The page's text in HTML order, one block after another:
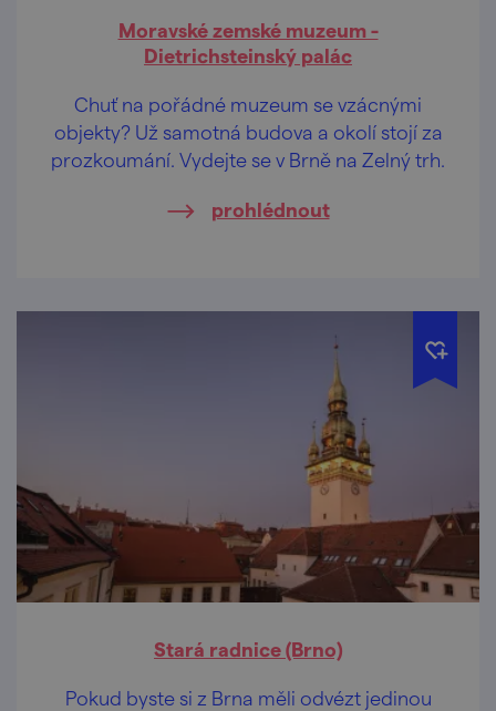
Moravské zemské muzeum -
Dietrichsteinský palác
Chuť na pořádné muzeum se vzácnými
objekty? Už samotná budova a okolí stojí za
prozkoumání. Vydejte se v Brně na Zelný trh.
prohlédnout
Stará radnice (Brno)
Pokud byste si z Brna měli odvézt jedinou